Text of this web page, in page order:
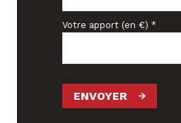
Votre apport (en €) *
ENVOYER